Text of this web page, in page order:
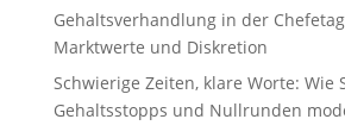
Gehaltsverhandlung in der
Marktwerte und Diskretion
Schwierige Zeiten, klare Worte: Wie
Gehaltsstopps und Nullrunden